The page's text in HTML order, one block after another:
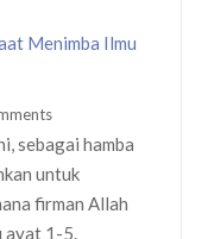
Menimba Ilmu
sebagai hamba
untuk
firman Allah
ayat 1-5.